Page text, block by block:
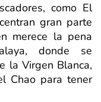
como El
gran parte
merece la pena
donde se
la Virgen Blanca,
Chao para tener